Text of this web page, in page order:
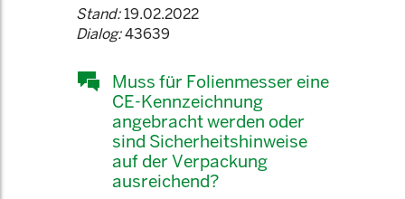
Stand:19.02.2022
Dialog:43639
Muss für Folienmesser eine
CE-Kennzeichnung
angebracht werden oder
sind Sicherheitshinweise
auf der Verpackung
ausreichend?